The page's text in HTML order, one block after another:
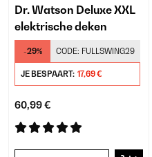
Dr. Watson Deluxe XXL
elektrische deken
-29% CODE: FULLSWING29
JE BESPAART: 17,69 €
60,99 €